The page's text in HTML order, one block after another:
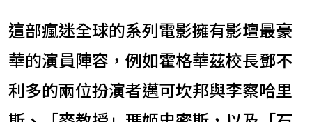
這部瘋迷全球的系列電影擁有影壇最豪
華的演員陣容，例如霍格華茲校長鄧不
利多的兩位扮演者邁可坎邦與李察哈里